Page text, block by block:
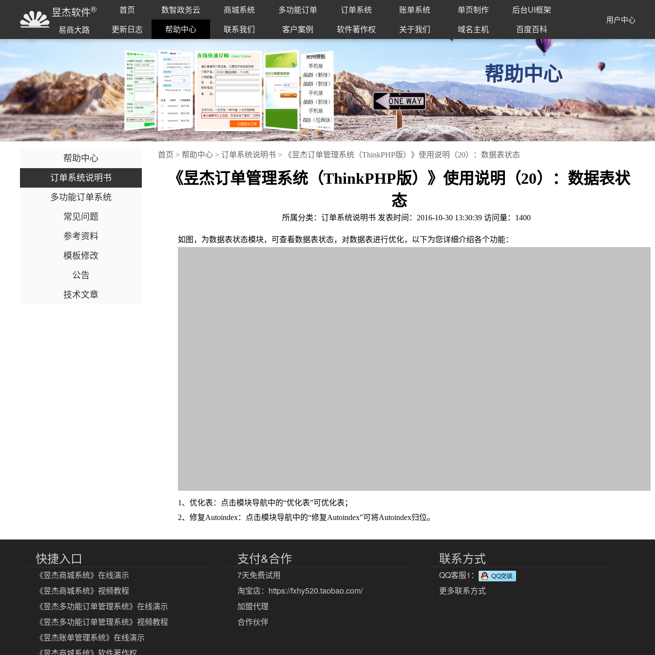
昱杰软件®
易商大路
首页 数智政务云 商城系统 多功能订单 订单系统 账单系统 单页制作
后台UI框架
更新日志
帮助中心 联系我们 客户案例 软件著作权 关于我们 域名主机 百度百科
用户中心
帮助中心
帮助中心
订单系统说明书
多功能订单系统
常见问题
参考资料
模板修改
公告
技术文章
首页 > 帮助中心> 订单系统说明书 > 《昱杰订单管理系统（ThinkPHP版）》使用说明（20）：数据表状态
《昱杰订单管理系统（ThinkPHP版）》使用说明（20）：数据表状
态
所属分类：订单系统说明书 发表时间：2016-10-30 13:30:39 访问量：1400
如图，为数据表状态模块，可查看数据表状态，对数据表进行优化，以下为您详细介绍各个功能：
1、优化表：点击模块导航中的“优化表”可优化表；
2、修复Autoindex：点击模块导航中的“修复Autoindex”可将Autoindex归位。
快捷入口
《昱杰商城系统》在线演示
《昱杰商城系统》视频教程
《昱杰多功能订单管理系统》在线演示
《昱杰多功能订单管理系统》视频教程
《昱杰账单管理系统》在线演示
支付&合作
7天免费试用
淘宝店： https://fxhy520.taobao.com/
加盟代理
合作伙伴
联系方式
QQ客服1：
更多联系方式